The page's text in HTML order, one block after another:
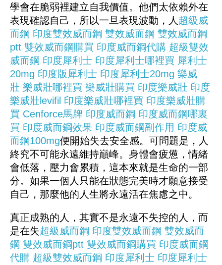
學會在脆弱裡建立自我價值。他們太依賴外在
表現確認自己，所以一旦表現波動，人 超級威
而鋼 印度雙效威而鋼 雙效威而鋼 雙效威而鋼
ptt 雙效威而鋼購買 印度威而鋼代購 超級雙效
威而鋼 印度犀利士 印度犀利士哪裡買 犀利士
20mg 印度版犀利士 印度犀利士20mg 樂威
壯 樂威壯哪裡買 樂威壯購買 印度樂威壯 印度
樂威壯levifil 印度樂威壯哪裡買 印度樂威壯購
買 Cenforce馬牌 印度威而鋼 印度威而鋼哪裏
買 印度威而鋼效果 印度威而鋼副作用 印度威
而鋼100mg便開始失去安全感。可問題是，人
終究不可能永遠維持巔峰。身體會疲憊，情緒
會低落，壓力會累積，這本來就是生命的一部
分。如果一個人只能在狀態完美時才願意接受
自己，那麼他的人生將永遠活在焦慮之中。
真正成熟的人，其實不是永遠不失控的人，而
是在失超級威而鋼 印度雙效威而鋼 雙效威而
鋼 雙效威而鋼ptt 雙效威而鋼購買 印度威而鋼
代購 超級雙效威而鋼 印度犀利士 印度犀利士